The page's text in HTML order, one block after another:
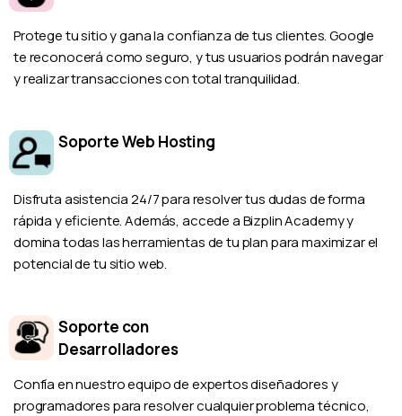
Protege tu sitio y gana la confianza de tus clientes. Google
te reconocerá como seguro, y tus usuarios podrán navegar
y realizar transacciones con total tranquilidad.
Soporte Web Hosting
Disfruta asistencia 24/7 para resolver tus dudas de forma
rápida y eficiente. Además, accede a Bizplin Academy y
domina todas las herramientas de tu plan para maximizar el
potencial de tu sitio web.
Soporte con
Desarrolladores
Confía en nuestro equipo de expertos diseñadores y
programadores para resolver cualquier problema técnico,